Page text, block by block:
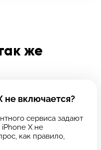
же
не включается?
сервиса задают
iPhone X не
как правило,